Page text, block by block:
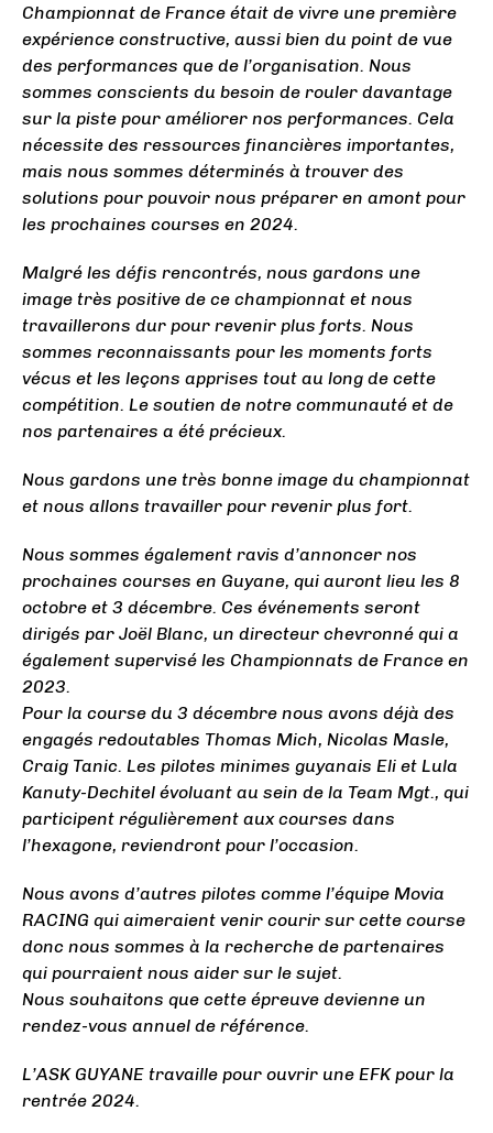
Championnat de France était de vivre une première
expérience constructive, aussi bien du point de vue
des performances que de l’organisation. Nous
sommes conscients du besoin de rouler davantage
sur la piste pour améliorer nos performances. Cela
nécessite des ressources financières importantes,
mais nous sommes déterminés à trouver des
solutions pour pouvoir nous préparer en amont pour
les prochaines courses en 2024.
Malgré les défis rencontrés, nous gardons une
image très positive de ce championnat et nous
travaillerons dur pour revenir plus forts. Nous
sommes reconnaissants pour les moments forts
vécus et les leçons apprises tout au long de cette
compétition. Le soutien de notre communauté et de
nos partenaires a été précieux.
Nous gardons une très bonne image du championnat
et nous allons travailler pour revenir plus fort.
Nous sommes également ravis d’annoncer nos
prochaines courses en Guyane, qui auront lieu les 8
octobre et 3 décembre. Ces événements seront
dirigés par Joël Blanc, un directeur chevronné qui a
également supervisé les Championnats de France en
2023.
Pour la course du 3 décembre nous avons déjà des
engagés redoutables Thomas Mich, Nicolas Masle,
Craig Tanic. Les pilotes minimes guyanais Eli et Lula
Kanuty-Dechitel évoluant au sein de la Team Mgt., qui
participent régulièrement aux courses dans
l’hexagone, reviendront pour l’occasion.
Nous avons d’autres pilotes comme l’équipe Movia
RACING qui aimeraient venir courir sur cette course
donc nous sommes à la recherche de partenaires
qui pourraient nous aider sur le sujet.
Nous souhaitons que cette épreuve devienne un
rendez-vous annuel de référence.
L’ASK GUYANE travaille pour ouvrir une EFK pour la
rentrée 2024.